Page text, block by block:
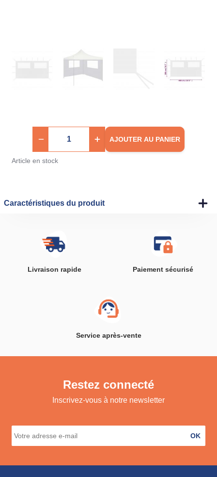
AJOUTER AU PANIER
Article en stock
Caractéristiques du produit
Livraison rapide Paiement sécurisé
Service après-vente
Restez connecté
Inscrivez-vous à notre newsletter
OK